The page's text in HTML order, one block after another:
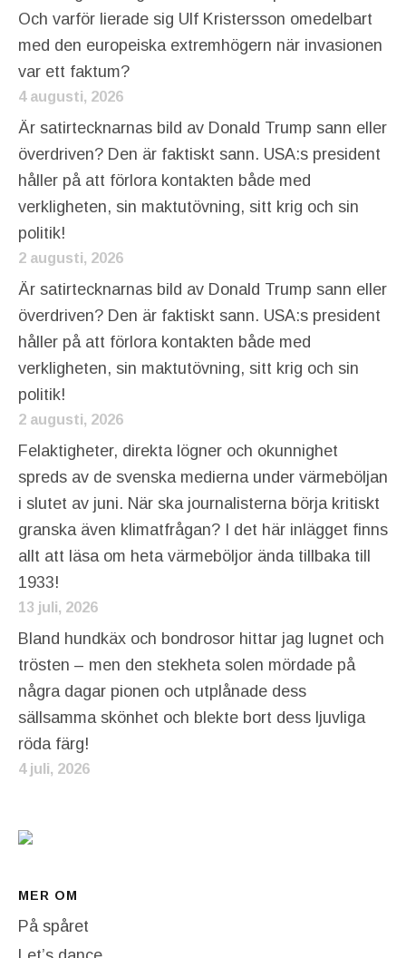
Och varför lierade sig Ulf Kristersson omedelbart
med den europeiska extremhögern när invasionen
var ett faktum?
4 augusti, 2026
Är satirtecknarnas bild av Donald Trump sann eller
överdriven? Den är faktiskt sann. USA:s president
håller på att förlora kontakten både med
verkligheten, sin maktutövning, sitt krig och sin
politik!
2 augusti, 2026
Är satirtecknarnas bild av Donald Trump sann eller
överdriven? Den är faktiskt sann. USA:s president
håller på att förlora kontakten både med
verkligheten, sin maktutövning, sitt krig och sin
politik!
2 augusti, 2026
Felaktigheter, direkta lögner och okunnighet
spreds av de svenska medierna under värmeböljan
i slutet av juni. När ska journalisterna börja kritiskt
granska även klimatfrågan? I det här inlägget finns
allt att läsa om heta värmeböljor ända tillbaka till
1933!
13 juli, 2026
Bland hundkäx och bondrosor hittar jag lugnet och
trösten – men den stekheta solen mördade på
några dagar pionen och utplånade dess
sällsamma skönhet och blekte bort dess ljuvliga
röda färg!
4 juli, 2026
MER OM
På spåret